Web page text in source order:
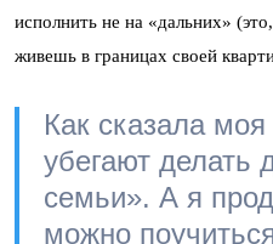
исполнить не на «дальних»
живешь в границах своей
Как сказала
убегают делать
семьи». А я
можно